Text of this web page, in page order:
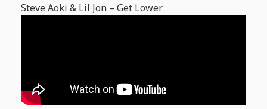
Steve Aoki & Lil Jon – Get Lower